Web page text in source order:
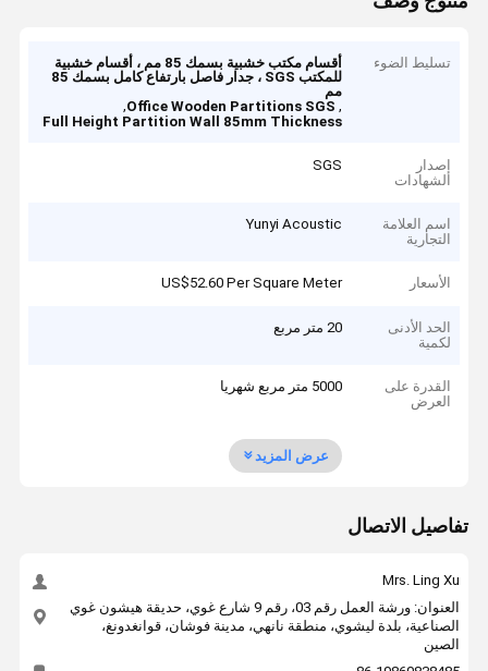
تسليط الضوء
أقسام مكتب خشبية بسمك 85 مم ، أقسام خشبية
للمكتب SGS ، جدار فاصل بارتفاع كامل بسمك 85
مم
,
Office Wooden Partitions SGS
,
Full Height Partition Wall 85mm Thickness
إصدار
الشهادات
SGS
اسم العلامة
التجارية
Yunyi Acoustic
الأسعار US$52.60 Per Square Meter
الحد الأدنى
لكمية
20 متر مربع
القدرة على
العرض
5000 متر مربع شهريا
عرض المزيد
تفاصيل الاتصال
Mrs. Ling Xu
العنوان: ورشة العمل رقم 03، رقم 9 شارع غوي، حديقة هيشون غوي
الصناعية، بلدة ليشوي، منطقة نانهي، مدينة فوشان، قوانغدونغ،
الصين